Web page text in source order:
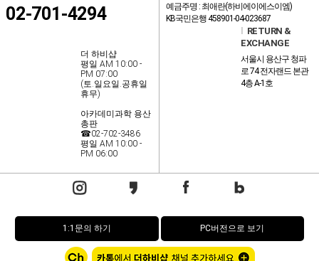
02-701-4294
더 하비샵
평일 AM 10:00 -
PM 07:00
(토.일요일.공휴일
휴무)
아카데미과학 용산
총판
☎02-702-3486
평일 AM 10:00 -
PM 06:00
예금주명 : 최애란(하비에이에스이엠)
KB국민은행 458901-04-023687
l RETURN &
EXCHANGE
서울시 용산구 청파
로 74 전자랜드 본관
4층 A-1호
1:1문의 하기 PC버전으로 보기